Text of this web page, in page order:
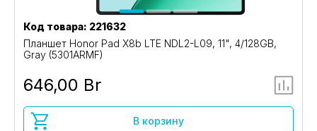
Код товара: 221632
Планшет Honor Pad X8b LTE NDL2-L09, 11", 4/128GB,
Gray (5301ARMF)
646,00 Br
В корзину